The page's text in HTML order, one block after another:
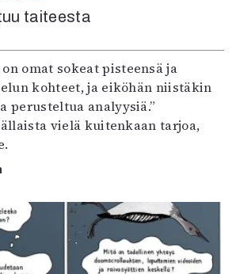
taiteesta
on omat sokeat pisteensä ja
kohteet, ja eiköhän niistäkin
perusteltua analyysiä.”
vielä kuitenkaan tarjoa,